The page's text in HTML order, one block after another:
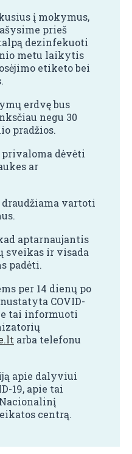
į mokymus,
prieš
dezinfekuoti
metu laikytis
etiketo bei
erdvę bus
negu 30
pradžios.
dėvėti
ar
vartoti
aptarnaujantis
sveikas ir visada
padėti.
per 14 dienų po
COVID-
tai informuoti
arba telefonu
apie dalyviui
19, apie tai
centrą.